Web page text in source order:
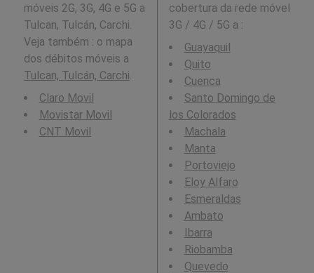
móveis 2G, 3G, 4G e 5G a
Tulcan, Tulcán, Carchi.
Veja também : o mapa
dos débitos móveis a
Tulcan, Tulcán, Carchi
Claro Movil
Movistar Movil
CNT Movil
cobertura da rede móvel
3G / 4G / 5G a :
Guayaquil
Quito
Cuenca
Santo Domingo de
los Colorados
Machala
Manta
Portoviejo
Eloy Alfaro
Esmeraldas
Ambato
Ibarra
Riobamba
Quevedo